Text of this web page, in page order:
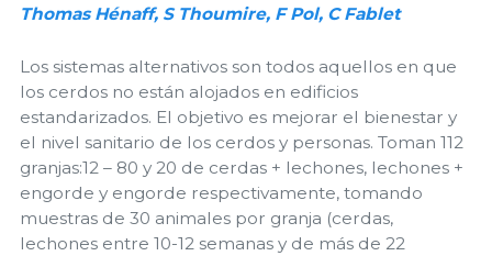
Thomas Hénaff, S Thoumire, F Pol, C Fablet
Los sistemas alternativos son todos aquellos en que
los cerdos no están alojados en edificios
estandarizados. El objetivo es mejorar el bienestar y
el nivel sanitario de los cerdos y personas. Toman 112
granjas:12 – 80 y 20 de cerdas + lechones, lechones +
engorde y engorde respectivamente, tomando
muestras de 30 animales por granja (cerdas,
lechones entre 10-12 semanas y de más de 22